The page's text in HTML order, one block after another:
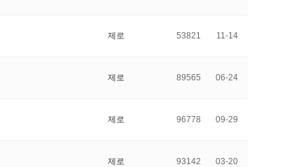
제로 53821 11-14
제로 89565 06-24
제로 96778 09-29
제로 93142 03-20